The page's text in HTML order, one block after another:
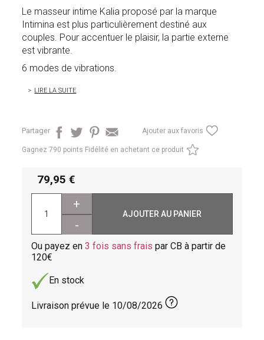
Le masseur intime Kalia proposé par la marque
Intimina est plus particulièrement destiné aux
couples. Pour accentuer le plaisir, la partie externe
est vibrante.
6 modes de vibrations.
LIRE LA SUITE
Partager Ajouter aux favoris
Gagnez790 points Fidélité en achetant ce produit
79,95
+
-
AJOUTER AU PANIER
Ou payez en3 fois sans frais par CB à partir de
120
En stock
Livraison prévue le 10/08/2026